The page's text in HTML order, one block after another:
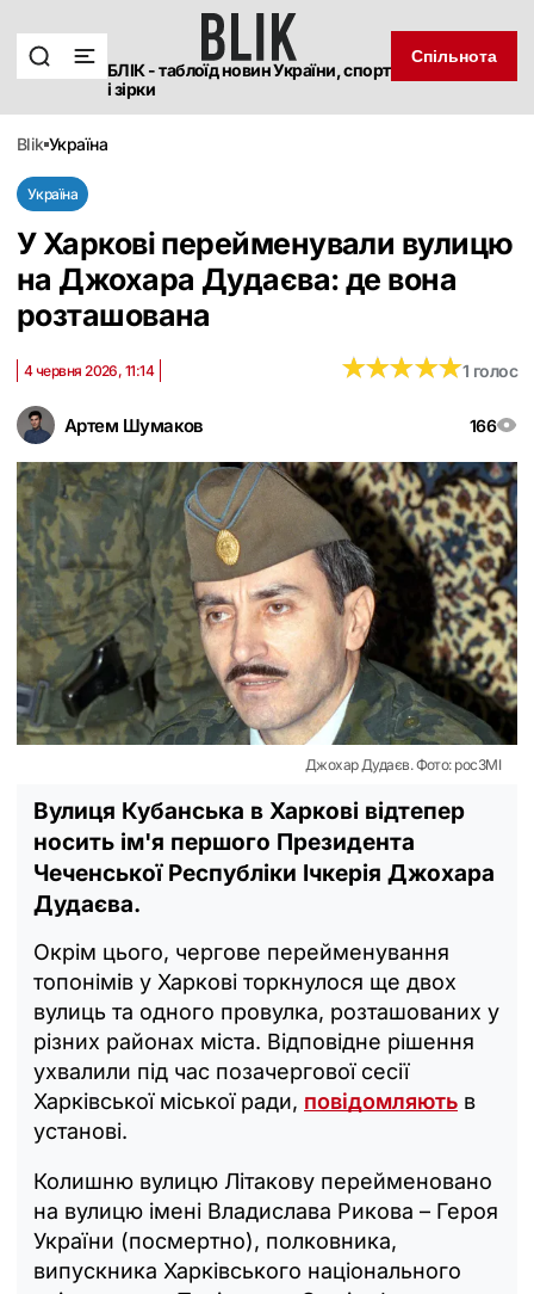
БЛІК - таблоїд новин України, спорт
і зірки
Спільнота
blik україна
Україна
У Харкові перейменували вулицю
на Джохара Дудаєва: де вона
розташована
Артем Шумаков 166
4 червня 2026, 11:14 ★★★★★
★★★★★1 голос
Джохар Дудаєв. Фото: росЗМІ
Вулиця Кубанська в Харкові відтепер
носить ім'я першого Президента
Чеченської Республіки Ічкерія Джохара
Дудаєва.
Окрім цього, чергове перейменування
топонімів у Харкові торкнулося ще двох
вулиць та одного провулка, розташованих у
різних районах міста. Відповідне рішення
ухвалили під час позачергової сесії
Харківської міської ради, повідомляють в
установі.
Колишню вулицю Літакову перейменовано
на вулицю імені Владислава Рикова – Героя
України (посмертно), полковника,
випускника Харківського національного